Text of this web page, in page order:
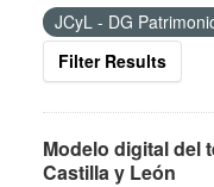
JCyL - DG
Filter Results
Modelo digital del
Castilla y León